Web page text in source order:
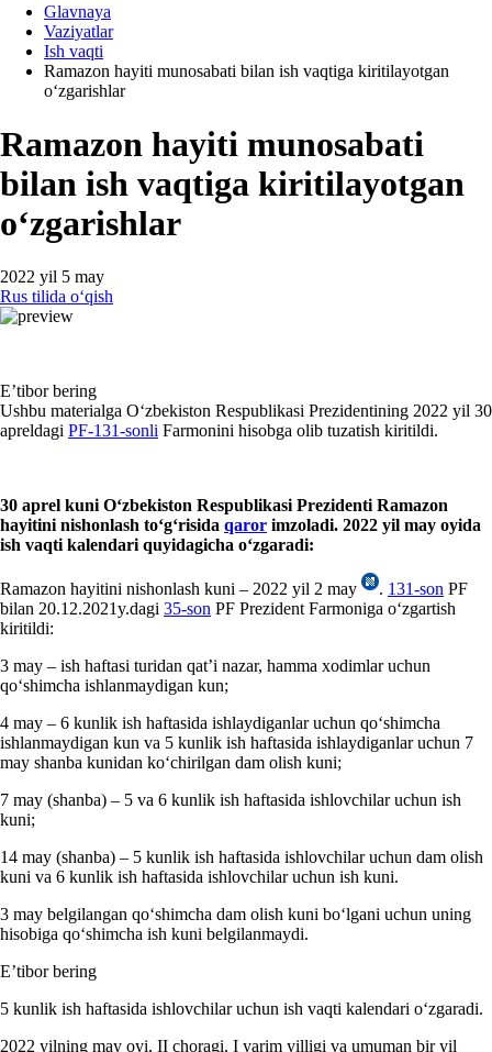
Glavnaya
Vaziyatlar
Ish vaqti
Ramazon hayiti munosabati bilan ish vaqtiga kiritilayotgan
oʻzgarishlar
Ramazon hayiti munosabati
bilan ish vaqtiga kiritilayotgan
oʻzgarishlar
2022 yil 5 may
Rus tilida oʻqish
E’tibor bering
Ushbu materialga Oʻzbekiston Respublikasi Prezidentining 2022 yil 30
apreldagi PF-131-sonli Farmonini hisobga olib tuzatish kiritildi.
30 aprel kuni Oʻzbekiston Respublikasi Prezidenti Ramazon
hayitini nishonlash toʻgʻrisida qaror imzoladi. 2022 yil may oyida
ish vaqti kalendari quyidagicha oʻzgaradi:
Ramazon hayitini nishonlash kuni – 2022 yil 2 may . 131-son PF
bilan 20.12.2021y.dagi 35-son PF Prezident Farmoniga oʻzgartish
kiritildi:
3 may – ish haftasi turidan qat’i nazar, hamma хodimlar uchun
qoʻshimcha ishlanmaydigan kun;
4 may – 6 kunlik ish haftasida ishlaydiganlar uchun qoʻshimcha
ishlanmaydigan kun va 5 kunlik ish haftasida ishlaydiganlar uchun 7
may shanba kunidan koʻchirilgan dam olish kuni;
7 may (shanba) – 5 va 6 kunlik ish haftasida ishlovchilar uchun ish
kuni;
14 may (shanba) – 5 kunlik ish haftasida ishlovchilar uchun dam olish
kuni va 6 kunlik ish haftasida ishlovchilar uchun ish kuni.
3 may belgilangan qoʻshimcha dam olish kuni boʻlgani uchun uning
hisobiga qoʻshimcha ish kuni belgilanmaydi.
E’tibor bering
5 kunlik ish haftasida ishlovchilar uchun ish vaqti kalendari oʻzgaradi.
2022 yilning may oyi, II choragi, I yarim yilligi va umuman bir yil